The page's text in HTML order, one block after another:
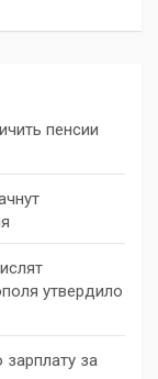
пенсии
утвердило
за